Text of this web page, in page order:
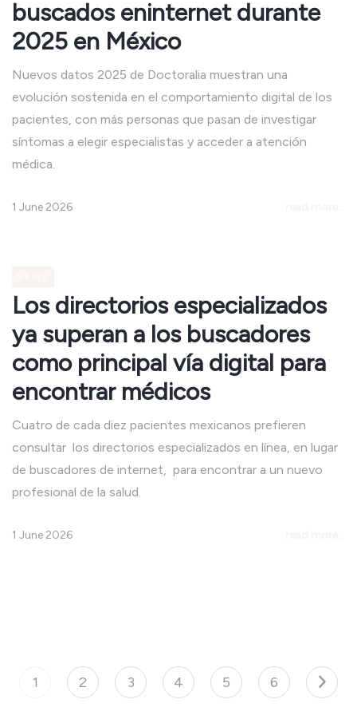
buscados eninternet durante
2025 en México
Nuevos datos 2025 de Doctoralia muestran una
evolución sostenida en el comportamiento digital de los
pacientes, con más personas que pasan de investigar
síntomas a elegir especialistas y acceder a atención
médica.
1 June 2026
Los directorios especializados
ya superan a los buscadores
como principal vía digital para
encontrar médicos
Cuatro de cada diez pacientes mexicanos prefieren
consultar los directorios especializados en línea, en lugar
de buscadores de internet, para encontrar a un nuevo
profesional de la salud.
1 June 2026
1 2 3 4 5 6